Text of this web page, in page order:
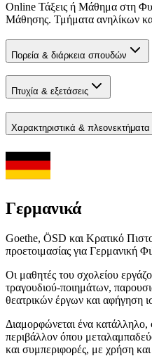
Online Τάξεις ή Μάθημα στη
Μάθησης. Τμήματα ανηλίκων
Πορεία & διάρκεια σπουδών
Πτυχία & εξετάσεις
Χαρακτηριστικά & πλεονεκτήματα
Γερμανικά
Goethe, ÖSD και Κρατικό
προετοιμασίας για Γερμανική
Οι μαθητές του σχολείου
τραγουδιού-ποιημάτων,
θεατρικών έργων και αφήγηση
Διαμορφώνεται ένα κατάλληλο,
περιβάλλον όπου
και συμπεριφορές, με χρήση